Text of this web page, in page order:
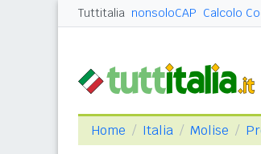
Tuttitalia nonsoloCAP Calcolo
Home Italia Molise